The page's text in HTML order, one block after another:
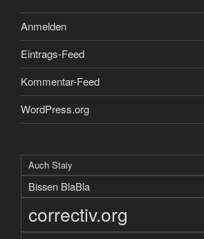
Anmelden
Eintrags-Feed
Kommentar-Feed
WordPress.org
Auch Staiy
Bissen BlaBla
correctiv.org